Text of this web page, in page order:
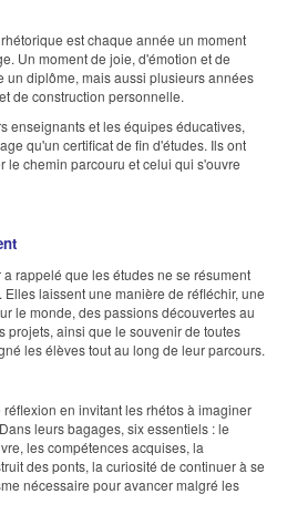
est chaque année un moment
Un moment de joie, d'émotion et de
un diplôme, mais aussi plusieurs années
de construction personnelle.
enseignants et les équipes éducatives,
qu'un certificat de fin d'études. Ils ont
le chemin parcouru et celui qui s'ouvre
rappelé que les études ne se résument
laissent une manière de réfléchir, une
le monde, des passions découvertes au
projets, ainsi que le souvenir de toutes
les élèves tout au long de leur parcours.
en invitant les rhétos à imaginer
leurs bagages, six essentiels : le
les compétences acquises, la
des ponts, la curiosité de continuer à se
nécessaire pour avancer malgré les